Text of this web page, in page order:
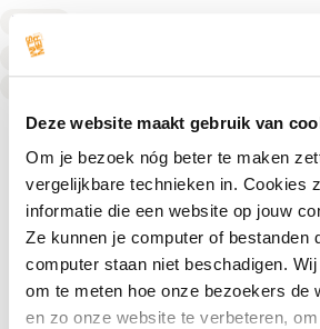
Deze website maakt gebruik van
Om je bezoek nóg beter te maken
vergelijkbare technieken in. Cookies
informatie die een website op jouw
Ze kunnen je computer of bestanden
computer staan niet beschadigen.
om te meten hoe onze bezoekers de
en zo onze website te verbeteren,
Diëtist
Diëtist